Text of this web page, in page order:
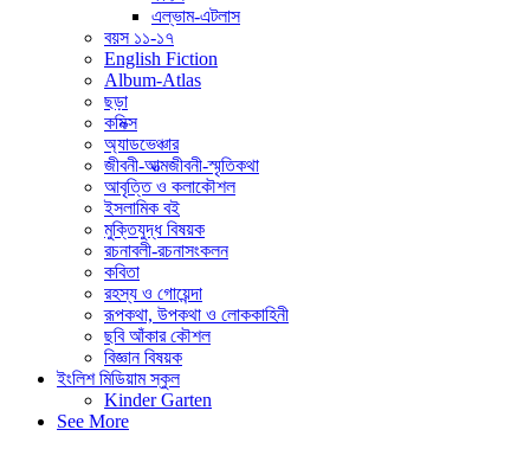
এল্ভাম-এটলাস
বয়স ১১-১৭
English Fiction
Album-Atlas
ছড়া
কমিক্স
অ্যাডভেঞ্চার
জীবনী-আত্মজীবনী-স্মৃতিকথা
আবৃত্তি ও কলাকৌশল
ইসলামিক বই
মুক্তিযুদ্ধ বিষয়ক
রচনাবলী-রচনাসংকলন
কবিতা
রহস্য ও গোয়েন্দা
রূপকথা, উপকথা ও লোককাহিনী
ছবি আঁকার কৌশল
বিজ্ঞান বিষয়ক
ইংলিশ মিডিয়াম স্কুল
Kinder Garten
See More